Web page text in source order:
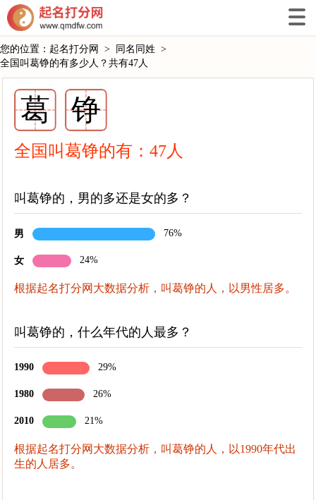
您的位置： 起名打分网 > 同名同姓 >
全国叫葛铮的有多少人？共有47人
葛 铮
全国叫葛铮的有：47人
叫葛铮的，男的多还是女的多？
男 76%
女 24%
根据起名打分网大数据分析，叫葛铮的人，以男性居多。
叫葛铮的，什么年代的人最多？
1990 29%
1980 26%
2010 21%
根据起名打分网大数据分析，叫葛铮的人，以1990年代出
生的人居多。